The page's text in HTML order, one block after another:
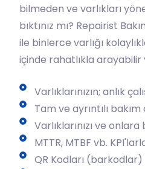
bilmeden ve varlıkları
bıktınız mı? Repairist
ile binlerce varlığı
içinde rahatlıkla arayabilir
Varlıklarınızın; anlık
Tam ve ayrıntılı
Varlıklarınızı ve
MTTR, MTBF vb.
QR Kodları (barkodlar)